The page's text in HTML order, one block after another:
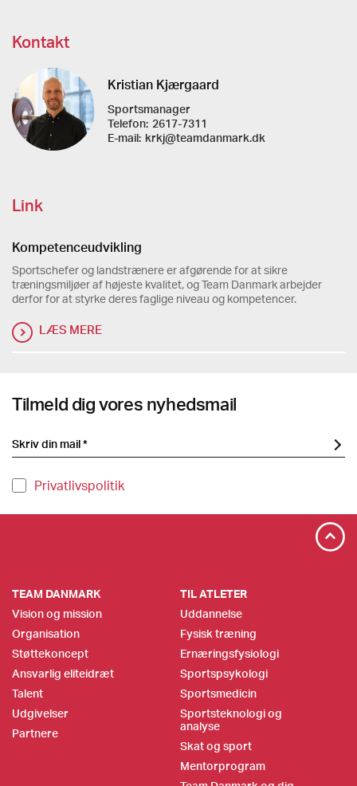
Kontakt
Kristian Kjærgaard
Sportsmanager
Telefon: 2617-7311
E-mail: krkj@teamdanmark.dk
Link
Kompetenceudvikling
Sportschefer og landstrænere er afgørende for at sikre
træningsmiljøer af højeste kvalitet, og Team Danmark arbejder
derfor for at styrke deres faglige niveau og kompetencer.
LÆS MERE
Tilmeld dig vores nyhedsmail
Privatlivspolitik
TEAM DANMARK
Vision og mission
Organisation
Støttekoncept
Ansvarlig eliteidræt
Talent
Udgivelser
Partnere
TIL ATLETER
Uddannelse
Fysisk træning
Ernæringsfysiologi
Sportspsykologi
Sportsmedicin
Sportsteknologi og
analyse
Skat og sport
Mentorprogram